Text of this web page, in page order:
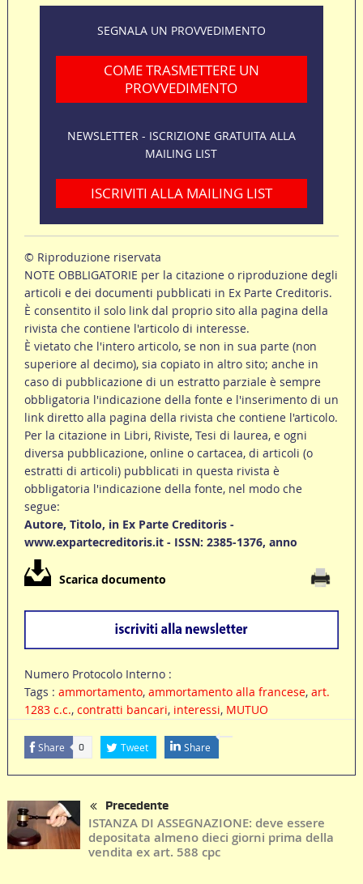
SEGNALA UN PROVVEDIMENTO
COME TRASMETTERE UN
PROVVEDIMENTO
NEWSLETTER - ISCRIZIONE GRATUITA ALLA
MAILING LIST
ISCRIVITI ALLA MAILING LIST
© Riproduzione riservata
NOTE OBBLIGATORIE per la citazione o riproduzione degli
articoli e dei documenti pubblicati in Ex Parte Creditoris.
È consentito il solo link dal proprio sito alla pagina della
rivista che contiene l'articolo di interesse.
È vietato che l'intero articolo, se non in sua parte (non
superiore al decimo), sia copiato in altro sito; anche in
caso di pubblicazione di un estratto parziale è sempre
obbligatoria l'indicazione della fonte e l'inserimento di un
link diretto alla pagina della rivista che contiene l'articolo.
Per la citazione in Libri, Riviste, Tesi di laurea, e ogni
diversa pubblicazione, online o cartacea, di articoli (o
estratti di articoli) pubblicati in questa rivista è
obbligatoria l'indicazione della fonte, nel modo che
segue:
Autore, Titolo, in Ex Parte Creditoris -
www.expartecreditoris.it - ISSN: 2385-1376, anno
Scarica documento
Numero Protocolo Interno :
Tags : ammortamento, ammortamento alla francese, art.
1283 c.c., contratti bancari, interessi, MUTUO
Share 0 Tweet Share
Precedente
ISTANZA DI ASSEGNAZIONE: deve essere
depositata almeno dieci giorni prima della
vendita ex art. 588 cpc